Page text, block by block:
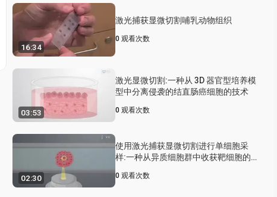
16:34
激光捕获显微切割哺乳动物组织
0 观看次数
03:53
激光显微切割:一种从 3D 器官型培养模
型中分离侵袭的结直肠癌细胞的技术
0 观看次数
02:30
使用激光捕获显微切割进行单细胞采
样:一种从异质细胞群中收获靶细胞的
0 观看次数